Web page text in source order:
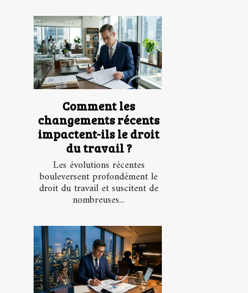
Comment les
changements récents
impactent-ils le droit
du travail ?
Les évolutions récentes
bouleversent profondément le
droit du travail et suscitent de
nombreuses...